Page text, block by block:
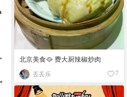
北京美食🥘 费大厨辣椒炒肉
丢丢乐 7